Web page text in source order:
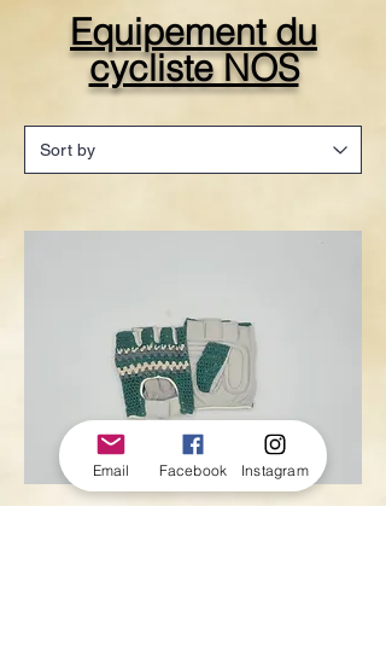
Equipement du
cycliste NOS
Email Facebook Instagram